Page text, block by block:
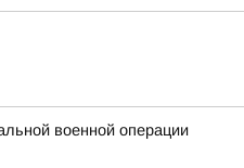
военной операции